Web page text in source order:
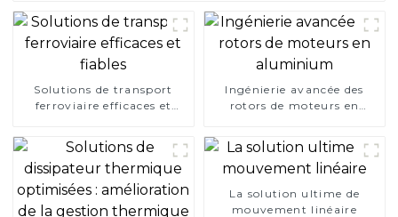
Solutions de transport
ferroviaire efficaces et
Ingénierie avancée des
rotors de moteurs en
La solution ultime de
mouvement linéaire